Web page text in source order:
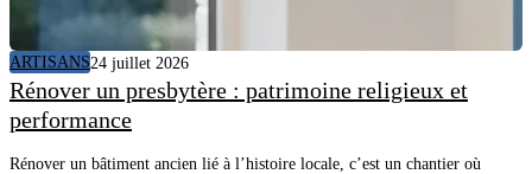
ARTISANS24 juillet 2026
Rénover un presbytère : patrimoine religieux et
performance
Rénover un bâtiment ancien lié à l’histoire locale, c’est un chantier où